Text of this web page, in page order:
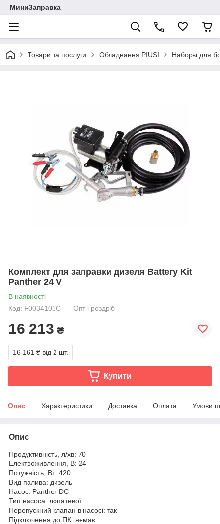
МиниЗаправка
Товари та послуги Обладнання PIUSI Наборы для
Комплект для заправки дизеля Battery Kit
Panther 24 V
В наявності
Код: F0034103C
Опт і роздріб
16 213 ₴
16 161 ₴ від 2 шт.
Купити
Опис Характеристики Доставка Оплата Умови
Опис
Продуктивність, л/хв: 70
Електроживлення, В: 24
Потужність, Вт: 420
Вид палива: дизель
Насос: Panther DC
Тип насоса: лопатевої
Перепускний клапан в насосі: так
Підключення до ПК: немає